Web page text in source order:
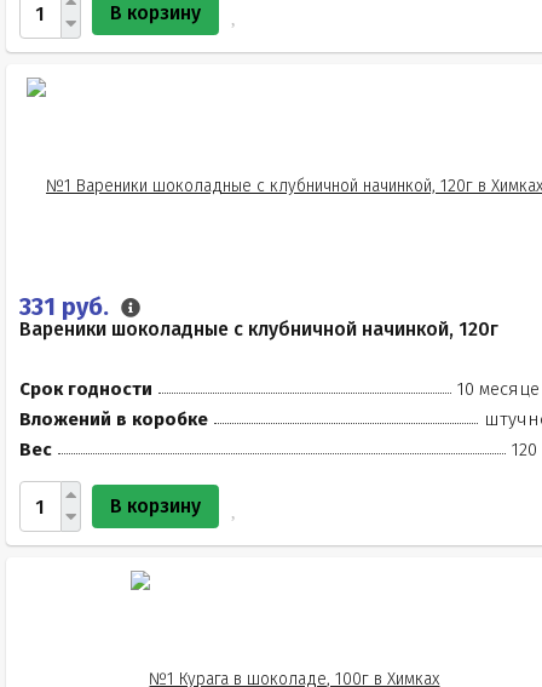
В корзину
331 руб.
Вареники шоколадные с клубничной начинкой, 120г
Срок годности
10
Вложений в коробке
Вес
120
В корзину